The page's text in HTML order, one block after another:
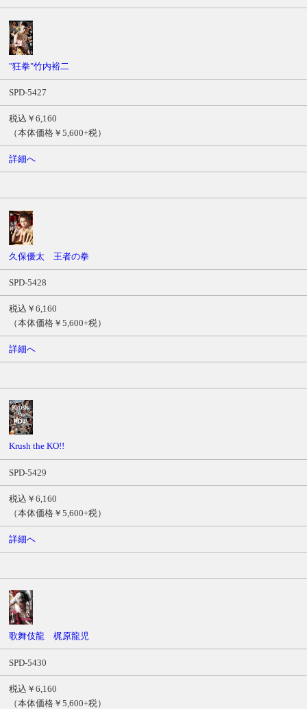
"狂拳"竹内裕二
SPD-5427
税込￥6,160
（本体価格￥5,600+税）
詳細へ
久保優太 王者の拳
SPD-5428
税込￥6,160
（本体価格￥5,600+税）
詳細へ
Krush the KO!!
SPD-5429
税込￥6,160
（本体価格￥5,600+税）
詳細へ
歌舞伎龍 梶原龍児
SPD-5430
税込￥6,160
（本体価格￥5,600+税）